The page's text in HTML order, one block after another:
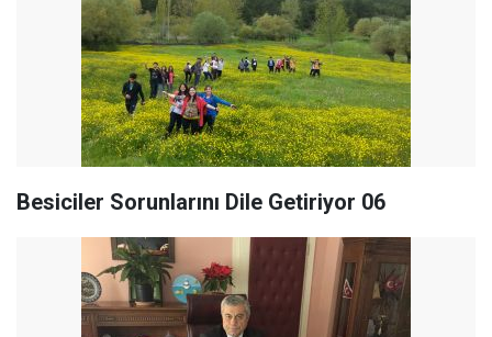
Besiciler Sorunlarını Dile Getiriyor 06